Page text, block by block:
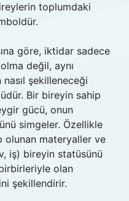
toplumdaki
göre, iktidar sadece
değil, aynı
şekilleneceği
Bir bireyin sahip
gücü, onun
simgeler. Özellikle
olunan materyaller ve
iş) bireyin statüsünü
olan
şekillendirir.